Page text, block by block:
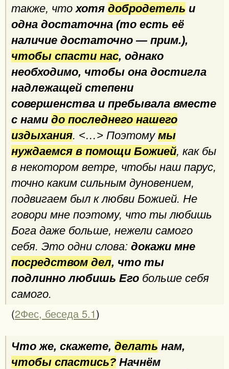
также, что хотя добродетель и
одна достаточна (то есть её
наличие достаточно — прим.),
чтобы спасти нас, однако
необходимо, чтобы она достигла
надлежащей степени
совершенства и пребывала вместе
с нами до последнего нашего
издыхания. <…> Поэтому мы
нуждаемся в помощи Божией, как бы
в некотором ветре, чтобы наш парус,
точно каким сильным дуновением,
подвигаем был к любви Божией. Не
говори мне поэтому, что ты любишь
Бога даже больше, нежели самого
себя. Это одни слова: докажи мне
посредством дел, что ты
подлинно любишь Его больше себя
самого.
(2Фес, беседа 5.1)
Что же, скажете, делать нам,
чтобы спастись? Начнём